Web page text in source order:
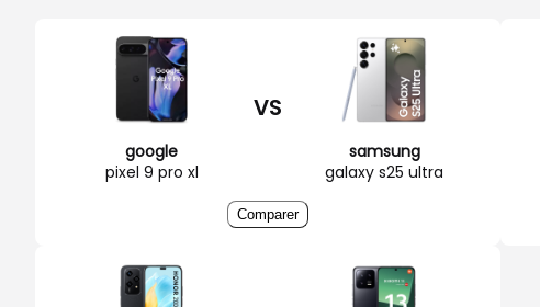
google
pixel 9 pro xl
VS
samsung
galaxy s25 ultra
Comparer